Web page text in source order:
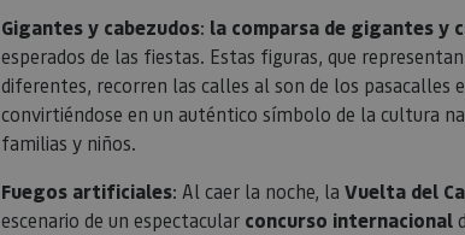
Gigantes y cabezudos: la comparsa de gigantes y
esperados de las fiestas. Estas figuras, que
diferentes, recorren las calles al son de los pasacalles
convirtiéndose en un auténtico símbolo de la cultura
familias y niños.
Fuegos artificiales: Al caer la noche, la Vuelta del
escenario de un espectacular concurso internacional